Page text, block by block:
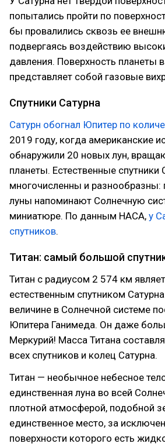
попытались пройти по
бы провалились сквозь ее
подвергаясь воздействию
давления. Поверхность планеты
представляет собой газовые
Спутники Сатурна
Сатурн обогнал Юпитер по
2019 году, когда американские
обнаружили 20 новых лун,
планеты. Естественные спутники
многочисленны и разнообразны:
луны напоминают Солнечную
миниатюре. По данным НАСА, у
спутников.
Титан: самый большой
Титан с радиусом 2 574 км
естественным спутником
величине в Солнечной системе
Юпитера Ганимеда. Он даже
Меркурий! Масса Титана
всех спутников и колец Сатурна.
Титан — необычное небесное
единственная луна во всей
плотной атмосферой, подобной
единственное место, за
поверхности которого есть